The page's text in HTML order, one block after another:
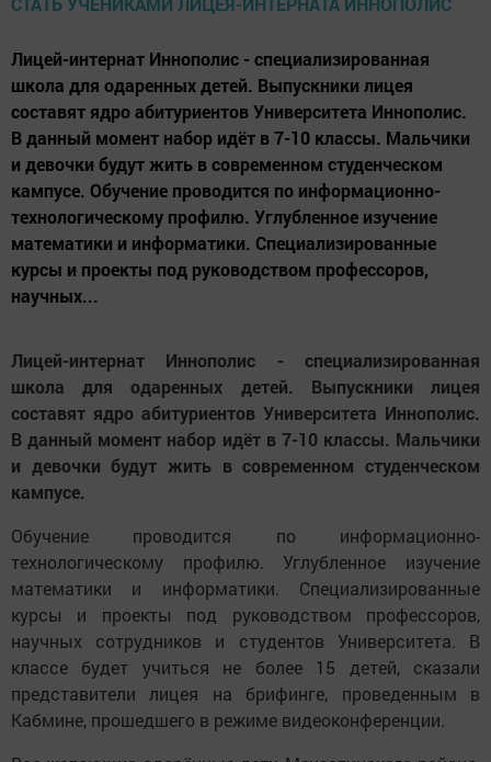
Лицей-интернат Иннополис - специализированная
школа для одаренных детей. Выпускники лицея
составят ядро абитуриентов Университета Иннополис.
В данный момент набор идёт в 7-10 классы. Мальчики
и девочки будут жить в современном студенческом
кампусе. Обучение проводится по информационно-
технологическому профилю. Углубленное изучение
математики и информатики. Специализированные
курсы и проекты под руководством профессоров,
научных...
Лицей-интернат Иннополис - специализированная
школа для одаренных детей. Выпускники лицея
составят ядро абитуриентов Университета Иннополис.
В данный момент набор идёт в 7-10 классы. Мальчики
и девочки будут жить в современном студенческом
кампусе.
Обучение проводится по информационно-
технологическому профилю. Углубленное изучение
математики и информатики. Специализированные
курсы и проекты под руководством профессоров,
научных сотрудников и студентов Университета. В
классе будет учиться не более 15 детей, сказали
представители лицея на брифинге, проведенным в
Кабмине, прошедшего в режиме видеоконференции.